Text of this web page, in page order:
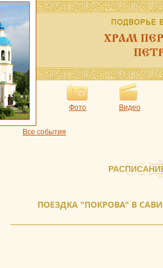
Фото Видео
Все события
ПОЕЗДКА "ПОКРОВА" В